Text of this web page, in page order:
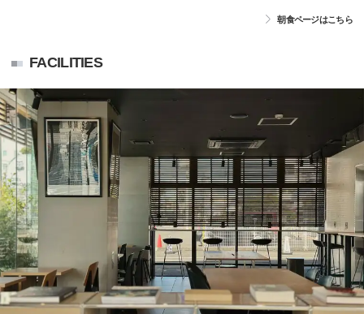
朝食ページはこちら
FACILITIES